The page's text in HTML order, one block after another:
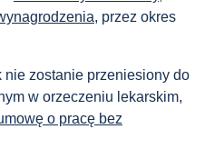
, przez okres
nie zostanie przeniesiony do
w orzeczeniu lekarskim,
o pracę bez